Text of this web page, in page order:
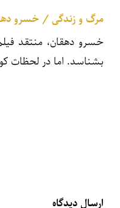
مرگ و زندگی / خسرو
خسرو دهقان، منتقد
بشناسد. اما در لحظات
ارسال دیدگاه